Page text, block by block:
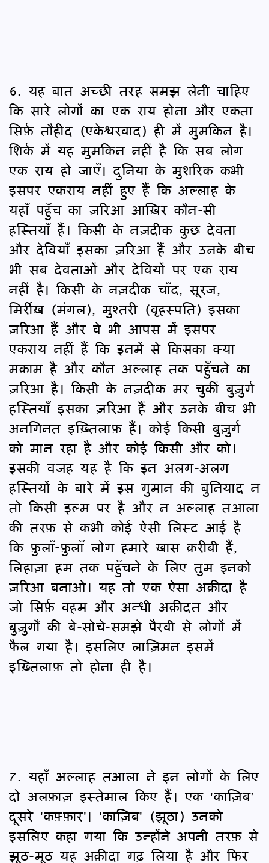
6. यह बात अच्छी तरह समझ लेनी चाहिए
कि सारे लोगों का एक राय होना और एकता
सिर्फ़ तौहीद (एकेश्वरवाद) ही में मुमकिन है।
शिर्क में यह मुमकिन नहीं है कि सब लोग
एक राय हो जाएँ। दुनिया के मुशरिक कभी
इसपर एकराय नहीं हुए हैं कि अल्लाह के
यहाँ पहुँच का ज़रिआ आख़िर कौन-सी
हस्तियाँ हैं। किसी के नज़दीक कुछ देवता
और देवियाँ इसका ज़रिआ हैं और उनके बीच
भी सब देवताओं और देवियों पर एक राय
नहीं है। किसी के नज़दीक चाँद, सूरज,
मिर्रीख़ (मंगल), मुश्तरी (वृहस्पति) इसका
ज़रिआ हैं और वे भी आपस में इसपर
एकराय नहीं हैं कि इनमें से किसका क्या
मक़ाम है और कौन अल्लाह तक पहुँचने का
ज़रिआ है। किसी के नज़दीक मर चुकीं बुज़ुर्ग
हस्तियाँ इसका ज़रिआ हैं और उनके बीच भी
अनगिनत इख़्तिलाफ़ हैं। कोई किसी बुज़ुर्ग
को मान रहा है और कोई किसी और को।
इसकी वजह यह है कि इन अलग-अलग
हस्तियों के बारे में इस गुमान की बुनियाद न
तो किसी इल्म पर है और न अल्लाह तआला
की तरफ़ से कभी कोई ऐसी लिस्ट आई है
कि फ़ुलाँ-फ़ुलाँ लोग हमारे ख़ास क़रीबी हैं,
लिहाज़ा हम तक पहुँचने के लिए तुम इनको
ज़रिआ बनाओ। यह तो एक ऐसा अक़ीदा है
जो सिर्फ़ वहम और अन्धी अक़ीदत और
बुज़ुर्गों की बे-सोचे-समझे पैरवी से लोगों में
फैल गया है। इसलिए लाज़िमन इसमें
इख़्तिलाफ़ तो होना ही है।
7. यहाँ अल्लाह तआला ने इन लोगों के लिए
दो अलफ़ाज़ इस्तेमाल किए हैं। एक 'काज़िब’
दूसरे 'कफ़्फ़ार'। 'काज़िब' (झूठा) उनको
इसलिए कहा गया कि उन्होंने अपनी तरफ़ से
झूठ-मूठ यह अक़ीदा गढ़ लिया है और फिर